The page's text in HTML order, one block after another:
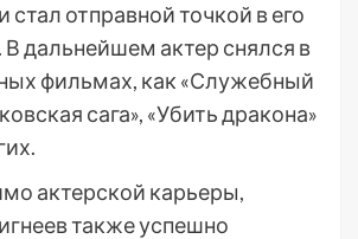
стал отправной точкой в его
В дальнейшем актер снялся в
фильмах, как «Служебный
сага», «Убить дракона»
актерской карьеры,
также успешно